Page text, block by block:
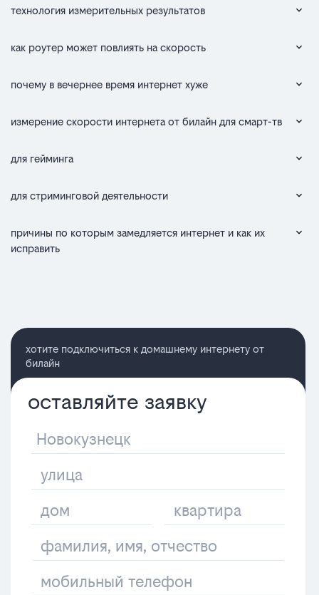
технология измерительных результатов
как роутер может повлиять на скорость
почему в вечернее время интернет хуже
измерение скорости интернета от билайн для смарт-тв
для гейминга
для стриминговой деятельности
причины по которым замедляется интернет и как их
исправить
хотите подключиться к домашнему интернету от
билайн
оставляйте заявку